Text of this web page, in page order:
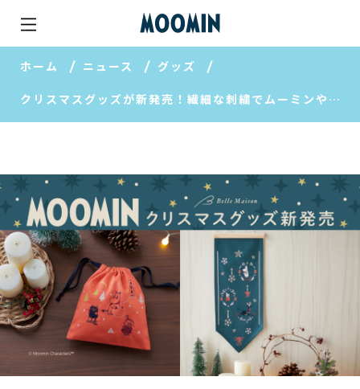
ホーム ニュース グッズ
クリスマスグッズが新発売！繊細な刺繍でムーミンやリトルミイを表現【ベルメゾン】